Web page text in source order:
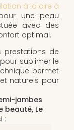
à la cire à
une peau
avec des
optimal.
prestations de
pour sublimer le
permet
naturels pour
jambes
beauté, Le
: